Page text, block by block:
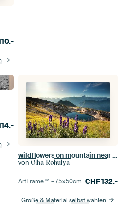
wildflowers on mountain near alpine lake
von Olha Rohulya
ArtFrame™ –75×50cm CHF132.-
Größe & Material selbst wählen